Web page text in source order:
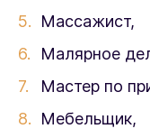
Массажист,
Малярное
Мастер по
Мебельщик,